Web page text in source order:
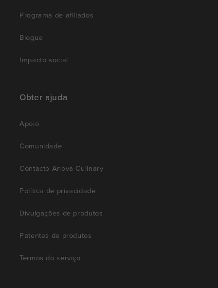
Programa de afiliados
Blogue
Impacto social
Obter ajuda
Apoio
Comunidade
Contacto Anova Culinary
Política de privacidade
Divulgações de produtos
Patentes de produtos
Termos do serviço